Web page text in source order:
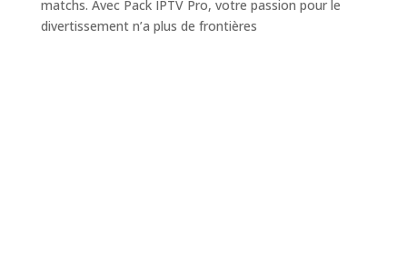
matchs. Avec Pack IPTV Pro, votre passion pour le
divertissement n’a plus de frontières